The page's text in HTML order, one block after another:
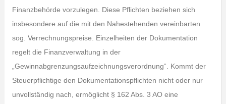
Finanzbehörde vorzulegen. Diese Pflichten beziehen sich
insbesondere auf die mit den Nahestehenden vereinbarten
sog. Verrechnungspreise. Einzelheiten der Dokumentation
regelt die Finanzverwaltung in der
„Gewinnabgrenzungsaufzeichnungsverordnung“. Kommt der
Steuerpflichtige den Dokumentationspflichten nicht oder nur
unvollständig nach, ermöglicht § 162 Abs. 3 AO eine